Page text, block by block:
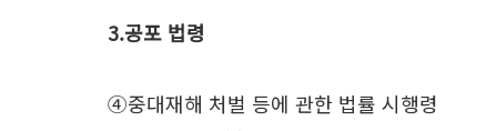
3.공포 법령
④중대재해 처벌 등에 관한 법률 시행령